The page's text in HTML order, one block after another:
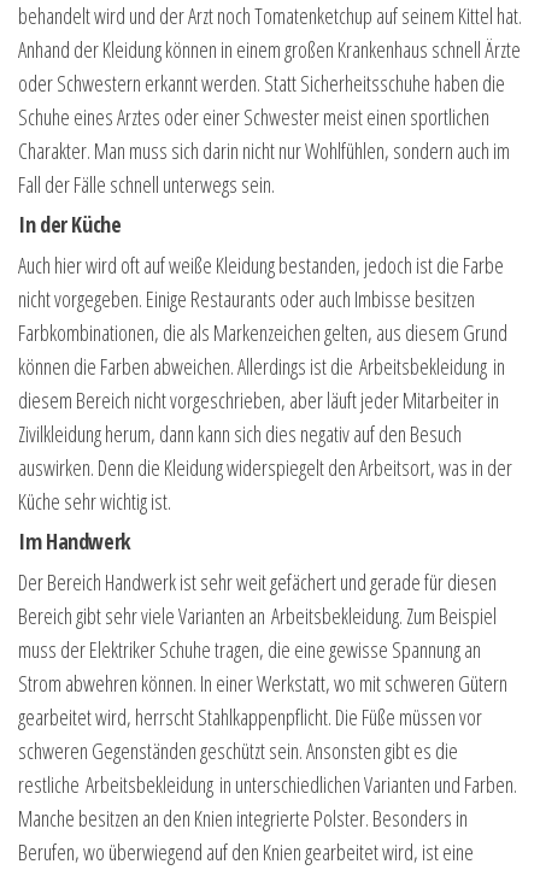
behandelt wird und der Arzt noch Tomatenketchup auf seinem Kittel hat.
Anhand der Kleidung können in einem großen Krankenhaus schnell Ärzte
oder Schwestern erkannt werden. Statt Sicherheitsschuhe haben die
Schuhe eines Arztes oder einer Schwester meist einen sportlichen
Charakter. Man muss sich darin nicht nur Wohlfühlen, sondern auch im
Fall der Fälle schnell unterwegs sein.
In der Küche
Auch hier wird oft auf weiße Kleidung bestanden, jedoch ist die Farbe
nicht vorgegeben. Einige Restaurants oder auch Imbisse besitzen
Farbkombinationen, die als Markenzeichen gelten, aus diesem Grund
können die Farben abweichen. Allerdings ist die Arbeitsbekleidung in
diesem Bereich nicht vorgeschrieben, aber läuft jeder Mitarbeiter in
Zivilkleidung herum, dann kann sich dies negativ auf den Besuch
auswirken. Denn die Kleidung widerspiegelt den Arbeitsort, was in der
Küche sehr wichtig ist.
Im Handwerk
Der Bereich Handwerk ist sehr weit gefächert und gerade für diesen
Bereich gibt sehr viele Varianten an Arbeitsbekleidung. Zum Beispiel
muss der Elektriker Schuhe tragen, die eine gewisse Spannung an
Strom abwehren können. In einer Werkstatt, wo mit schweren Gütern
gearbeitet wird, herrscht Stahlkappenpflicht. Die Füße müssen vor
schweren Gegenständen geschützt sein. Ansonsten gibt es die
restliche Arbeitsbekleidung in unterschiedlichen Varianten und Farben.
Manche besitzen an den Knien integrierte Polster. Besonders in
Berufen, wo überwiegend auf den Knien gearbeitet wird, ist eine